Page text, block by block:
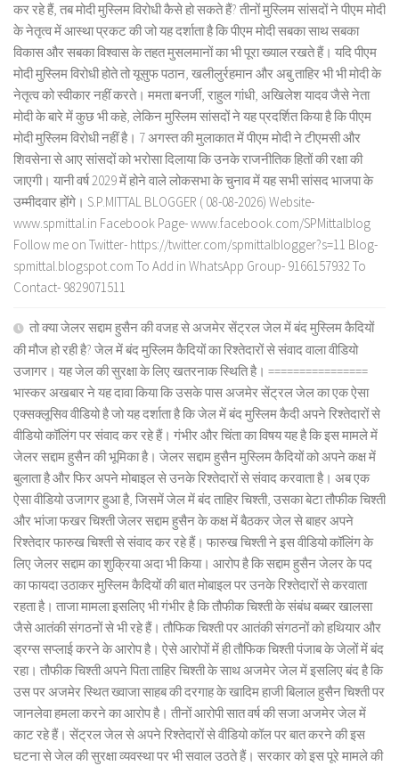
कर रहे हैं, तब मोदी मुस्लिम विरोधी कैसे हो सकते हैं? तीनों मुस्लिम सांसदों ने पीएम मोदी
के नेतृत्व में आस्था प्रकट की जो यह दर्शाता है कि पीएम मोदी सबका साथ सबका
विकास और सबका विश्वास के तहत मुसलमानों का भी पूरा ख्याल रखते हैं। यदि पीएम
मोदी मुस्लिम विरोधी होते तो यूसुफ पठान, खलीलुर्रहमान और अबु ताहिर भी भी मोदी के
नेतृत्व को स्वीकार नहीं करते। ममता बनर्जी, राहुल गांधी, अखिलेश यादव जैसे नेता
मोदी के बारे में कुछ भी कहे, लेकिन मुस्लिम सांसदों ने यह प्रदर्शित किया है कि पीएम
मोदी मुस्लिम विरोधी नहीं है। 7 अगस्त की मुलाकात में पीएम मोदी ने टीएमसी और
शिवसेना से आए सांसदों को भरोसा दिलाया कि उनके राजनीतिक हितों की रक्षा की
जाएगी। यानी वर्ष 2029 में होने वाले लोकसभा के चुनाव में यह सभी सांसद भाजपा के
उम्मीदवार होंगे। S.P.MITTAL BLOGGER ( 08-08-2026) Website-
www.spmittal.in Facebook Page- www.facebook.com/SPMittalblog
Follow me on Twitter- https://twitter.com/spmittalblogger?s=11 Blog-
spmittal.blogspot.com To Add in WhatsApp Group- 9166157932 To
Contact- 9829071511
तो क्या जेलर सद्दाम हुसैन की वजह से अजमेर सेंट्रल जेल में बंद मुस्लिम कैदियों
की मौज हो रही है? जेल में बंद मुस्लिम कैदियों का रिश्तेदारों से संवाद वाला वीडियो
उजागर। यह जेल की सुरक्षा के लिए खतरनाक स्थिति है। ================
भास्कर अखबार ने यह दावा किया कि उसके पास अजमेर सेंट्रल जेल का एक ऐसा
एक्सक्लूसिव वीडियो है जो यह दर्शाता है कि जेल में बंद मुस्लिम कैदी अपने रिश्तेदारों से
वीडियो कॉलिंग पर संवाद कर रहे हैं। गंभीर और चिंता का विषय यह है कि इस मामले में
जेलर सद्दाम हुसैन की भूमिका है। जेलर सद्दाम हुसैन मुस्लिम कैदियों को अपने कक्ष में
बुलाता है और फिर अपने मोबाइल से उनके रिश्तेदारों से संवाद करवाता है। अब एक
ऐसा वीडियो उजागर हुआ है, जिसमें जेल में बंद ताहिर चिश्ती, उसका बेटा तौफीक चिश्ती
और भांजा फखर चिश्ती जेलर सद्दाम हुसैन के कक्ष में बैठकर जेल से बाहर अपने
रिश्तेदार फारुख चिश्ती से संवाद कर रहे हैं। फारुख चिश्ती ने इस वीडियो कॉलिंग के
लिए जेलर सद्दाम का शुक्रिया अदा भी किया। आरोप है कि सद्दाम हुसैन जेलर के पद
का फायदा उठाकर मुस्लिम कैदियों की बात मोबाइल पर उनके रिश्तेदारों से करवाता
रहता है। ताजा मामला इसलिए भी गंभीर है कि तौफीक चिश्ती के संबंध बब्बर खालसा
जैसे आतंकी संगठनों से भी रहे हैं। तौफिक चिश्ती पर आतंकी संगठनों को हथियार और
ड्रग्स सप्लाई करने के आरोप है। ऐसे आरोपों में ही तौफिक चिश्ती पंजाब के जेलों में बंद
रहा। तौफीक चिश्ती अपने पिता ताहिर चिश्ती के साथ अजमेर जेल में इसलिए बंद है कि
उस पर अजमेर स्थित ख्वाजा साहब की दरगाह के खादिम हाजी बिलाल हुसैन चिश्ती पर
जानलेवा हमला करने का आरोप है। तीनों आरोपी सात वर्ष की सजा अजमेर जेल में
काट रहे हैं। सेंट्रल जेल से अपने रिश्तेदारों से वीडियो कॉल पर बात करने की इस
घटना से जेल की सुरक्षा व्यवस्था पर भी सवाल उठते हैं। सरकार को इस पूरे मामले की